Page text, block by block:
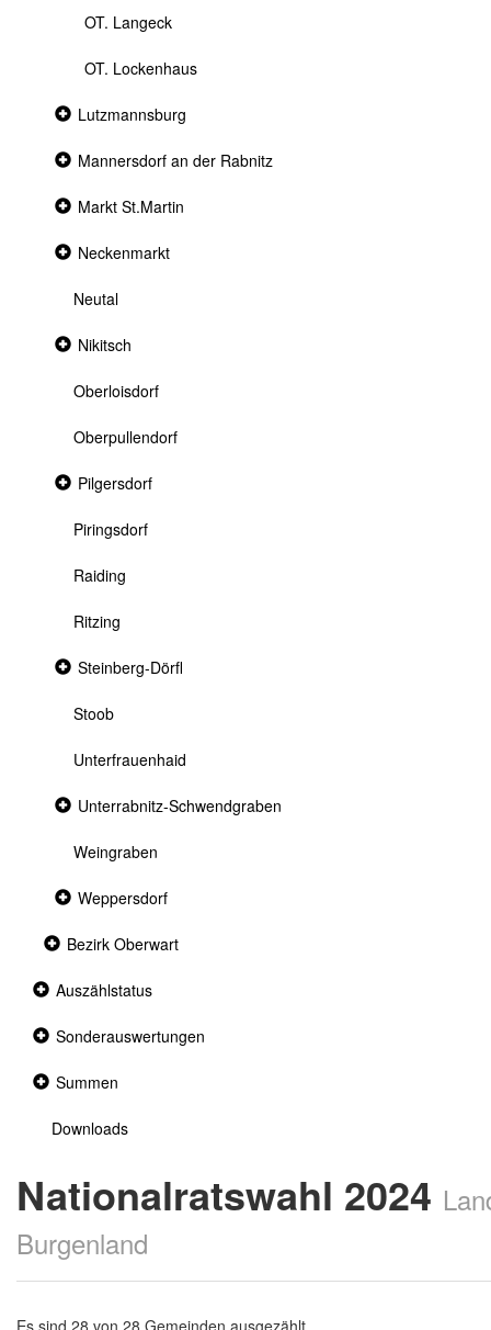
OT. Langeck
OT. Lockenhaus
Collapsed
Lutzmannsburg
Collapsed
Mannersdorf an der Rabnitz
Collapsed
Markt St.Martin
Collapsed
Neckenmarkt
Neutal
Collapsed
Nikitsch
Oberloisdorf
Oberpullendorf
Collapsed
section
Pilgersdorf
Piringsdorf
Raiding
Ritzing
Collapsed
Steinberg-Dörfl
Stoob
Unterfrauenhaid
Collapsed
Unterrabnitz-Schwendgraben
Weingraben
Collapsed
section
Weppersdorf
Collapsed
Bezirk Oberwart
Collapsed
Auszählstatus
Collapsed
Sonderauswertungen
Collapsed
Summen
Downloads
Nationalratswahl 2024
Burgenland
Es sind 28 von 28 Gemeinden ausgezählt.